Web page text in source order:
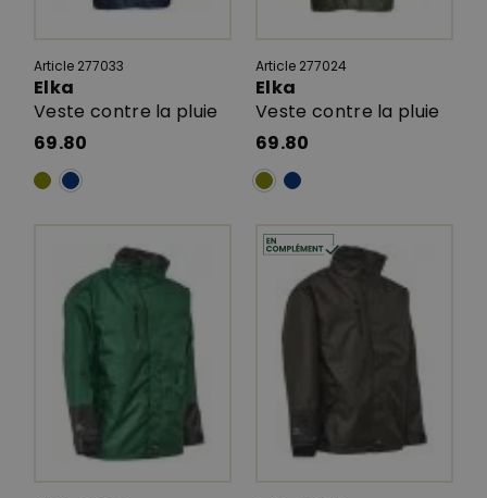
Article 277033
Elka
Veste contre la pluie
69.80
Article 277024
Elka
Veste contre la pluie
69.80